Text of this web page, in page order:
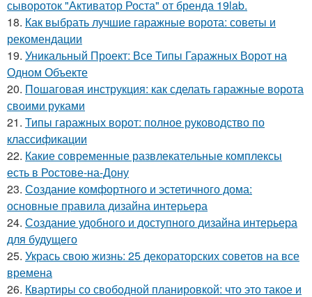
сывороток "Активатор Роста" от бренда 19lab.
18. Как выбрать лучшие гаражные ворота: советы и
рекомендации
19. Уникальный Проект: Все Типы Гаражных Ворот на
Одном Объекте
20. Пошаговая инструкция: как сделать гаражные ворота
своими руками
21. Типы гаражных ворот: полное руководство по
классификации
22. Какие современные развлекательные комплексы
есть в Ростове-на-Дону
23. Создание комфортного и эстетичного дома:
основные правила дизайна интерьера
24. Создание удобного и доступного дизайна интерьера
для будущего
25. Укрась свою жизнь: 25 декораторских советов на все
времена
26. Квартиры со свободной планировкой: что это такое и